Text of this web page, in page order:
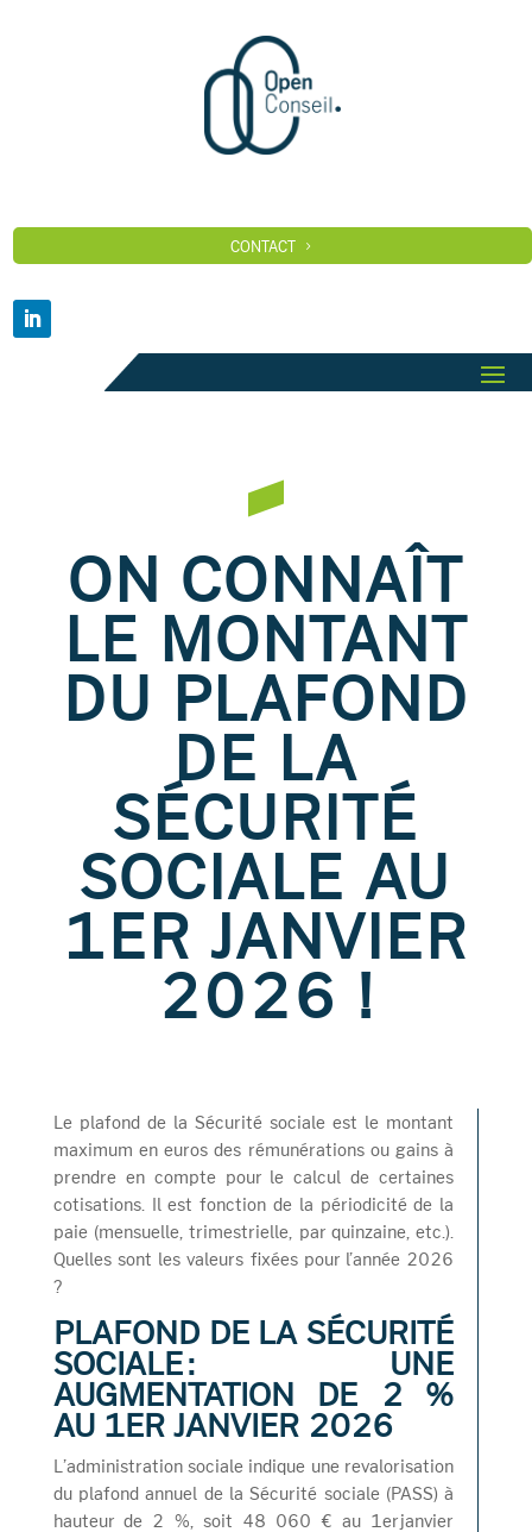
CONTACT
ON CONNAÎT
LE MONTANT
DU PLAFOND
DE LA
SÉCURITÉ
SOCIALE AU
1ER JANVIER
2026 !
Le plafond de la Sécurité sociale est le montant
maximum en euros des rémunérations ou gains à
prendre en compte pour le calcul de certaines
cotisations. Il est fonction de la périodicité de la
paie (mensuelle, trimestrielle, par quinzaine, etc.).
Quelles sont les valeurs fixées pour l’année 2026
?
PLAFOND DE LA SÉCURITÉ
SOCIALE : UNE
AUGMENTATION DE 2 %
AU 1ER JANVIER 2026
L’administration sociale indique une revalorisation
du plafond annuel de la Sécurité sociale (PASS) à
hauteur de 2 %, soit 48 060 € au 1er janvier